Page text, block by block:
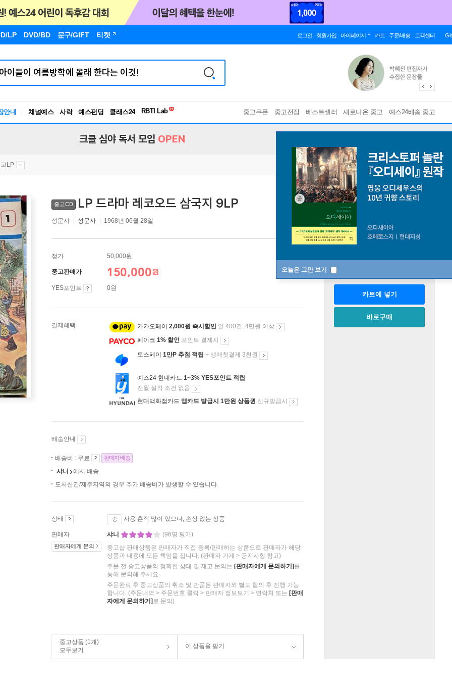
LP DVD/BD 문구/GIFT 티켓 로그인 회원가입 마이페이지 카트 주문/배송 고객센터
안내 채널예스 사락 예스펀딩 클래스24
독서유형검사
중고쿠폰 중고전집 베스트셀러 새로나온 중고 예스24배송 중고
오늘은 그만 보기
크클 심야 독서 모임 OPEN
LP
중고CD LP 드라마 레코오드 삼국지 9LP
성문사 성문사 1968년 06월 28일
정가 50,000원
중고판매가 150,000원
YES포인트 0원
결제혜택 카카오페이 2,000원 즉시할인 일 400건, 4만원 이상
페이코 1% 할인 포인트 결제시
토스페이 1만P 추첨 적립 + 생애첫결제 3천원
예스24 현대카드 1~3% YES포인트 적립
전월 실적 조건 없음
현대백화점카드 앱카드 발급시 1만원 상품권 신규발급시
배송안내
배송비 : 무료 판매자 배송
샤니
에서 배송
도서산간/제주지역의 경우 추가 배송비가 발생할 수 있습니다.
상태 중 사용 흔적 많이 있으나, 손상 없는 상품
판매자
판매자에게 문의
샤니
(96명 평가)
중고샵 판매상품은 판매자가 직접 등록/판매하는 상품으로 판매자가 해당
상품과 내용에 모든 책임을 집니다. (판매자 가게 > 공지사항 참고)
주문 전 중고상품의 정확한 상태 및 재고 문의는 [판매자에게 문의하기] 를
통해 문의해 주세요.
주문완료 후 중고상품의 취소 및 반품은 판매자와 별도 협의 후 진행 가능
합니다. (주문내역 > 주문번호 클릭 > 판매자 정보보기 > 연락처 또는 [판매
자에게 문의하기] 로 문의)
중고상품 (1개)
모두보기
이 상품을 팔기
수량
카트에 넣기
바로구매